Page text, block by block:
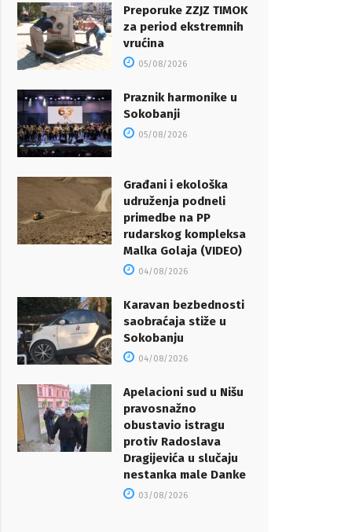
Preporuke ZZJZ TIMOK
za period ekstremnih
vrućina
05/08/2026
Praznik harmonike u
Sokobanji
05/08/2026
Građani i ekološka
udruženja podneli
primedbe na PP
rudarskog kompleksa
Malka Golaja (VIDEO)
04/08/2026
Karavan bezbednosti
saobraćaja stiže u
Sokobanju
04/08/2026
Apelacioni sud u Nišu
pravosnažno
obustavio istragu
protiv Radoslava
Dragijevića u slučaju
nestanka male Danke
03/08/2026